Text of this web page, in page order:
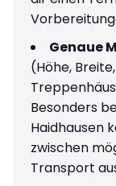
Genaue
(Höhe,
Besonders
Haidhausen
zwischen
Transport